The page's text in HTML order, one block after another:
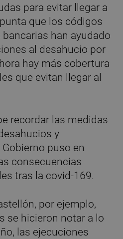
para evitar llegar a
que los códigos
han ayudado
al desahucio por
hay más cobertura
que evitan llegar al
recordar las medidas
y
puso en
consecuencias
tras la covid-169.
por ejemplo,
se hicieron notar a lo
las ejecuciones